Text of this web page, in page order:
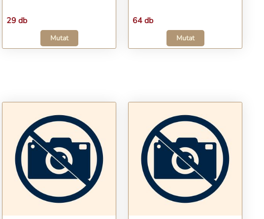
29 db
Mutat
64 db
Mutat